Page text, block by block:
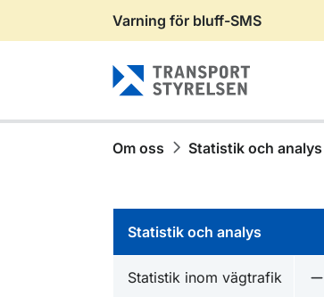
Gå till sidans innehåll
Varning för bluff-SMS
Om oss Statistik och analys
Statistik och analys
Statistik inom vägtrafik